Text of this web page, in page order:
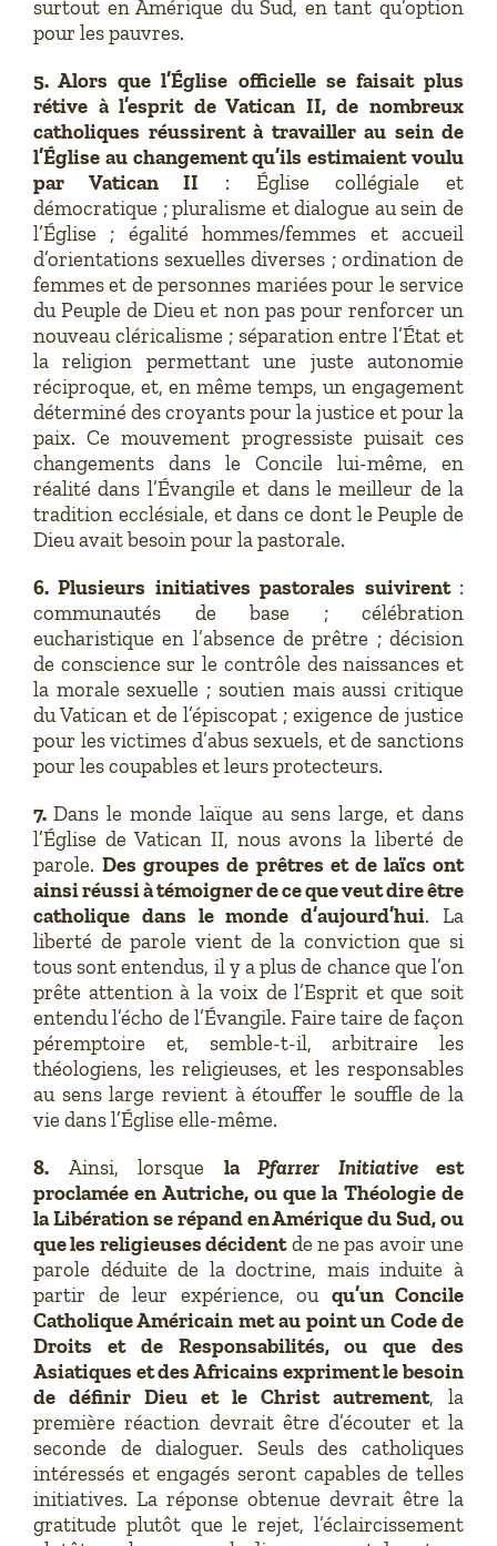
surtout en Amérique du Sud, en tant qu’option
pour les pauvres.
5. Alors que l’Église officielle se faisait plus
rétive à l’esprit de Vatican II, de nombreux
catholiques réussirent à travailler au sein de
l’Église au changement qu’ils estimaient voulu
par Vatican II : Église collégiale et
démocratique ; pluralisme et dialogue au sein de
l’Église ; égalité hommes/femmes et accueil
d’orientations sexuelles diverses ; ordination de
femmes et de personnes mariées pour le service
du Peuple de Dieu et non pas pour renforcer un
nouveau cléricalisme ; séparation entre l’État et
la religion permettant une juste autonomie
réciproque, et, en même temps, un engagement
déterminé des croyants pour la justice et pour la
paix. Ce mouvement progressiste puisait ces
changements dans le Concile lui-même, en
réalité dans l’Évangile et dans le meilleur de la
tradition ecclésiale, et dans ce dont le Peuple de
Dieu avait besoin pour la pastorale.
6. Plusieurs initiatives pastorales suivirent :
communautés de base ; célébration
eucharistique en l’absence de prêtre ; décision
de conscience sur le contrôle des naissances et
la morale sexuelle ; soutien mais aussi critique
du Vatican et de l’épiscopat ; exigence de justice
pour les victimes d’abus sexuels, et de sanctions
pour les coupables et leurs protecteurs.
7.Dans le monde laïque au sens large, et dans
l’Église de Vatican II, nous avons la liberté de
parole.Des groupes de prêtres et de laïcs ont
ainsi réussi à témoigner de ce que veut dire être
catholique dans le monde d’aujourd’hui. La
liberté de parole vient de la conviction que si
tous sont entendus, il y a plus de chance que l’on
prête attention à la voix de l’Esprit et que soit
entendu l’écho de l’Évangile. Faire taire de façon
péremptoire et, semble-t-il, arbitraire les
théologiens, les religieuses, et les responsables
au sens large revient à étouffer le souffle de la
vie dans l’Église elle-même.
8. Ainsi, lorsque la Pfarrer Initiative est
proclamée en Autriche, ou que la Théologie de
la Libération se répand en Amérique du Sud, ou
que les religieuses décidentde ne pas avoir une
parole déduite de la doctrine, mais induite à
partir de leur expérience, ou qu’un Concile
Catholique Américain met au point un Code de
Droits et de Responsabilités, ou que des
Asiatiques et des Africains expriment le besoin
de définir Dieu et le Christ autrement, la
première réaction devrait être d’écouter et la
seconde de dialoguer. Seuls des catholiques
intéressés et engagés seront capables de telles
initiatives. La réponse obtenue devrait être la
gratitude plutôt que le rejet, l’éclaircissement